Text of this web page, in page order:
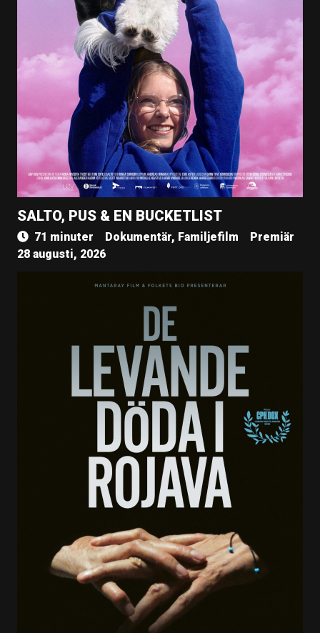
SALTO, PUS & EN BUCKETLIST
71 minuter Dokumentär, Familjefilm
Premiär
28 augusti, 2026